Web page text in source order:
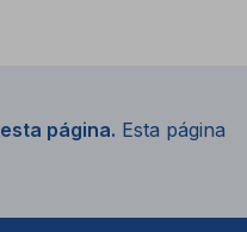
página. Esta página